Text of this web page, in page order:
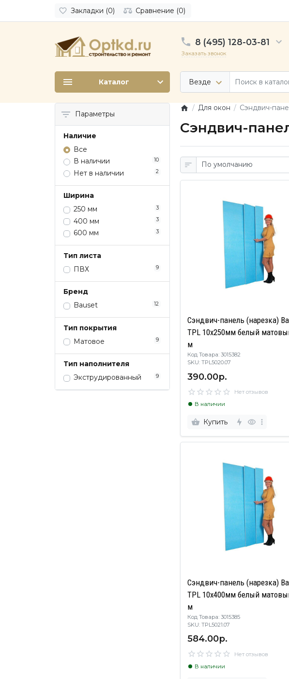
Закладки (0) Сравнение (0)
8 (495) 128-03-81
Заказать звонок
Везде
Каталог
Параметры
Наличие
Все
В наличии
10
Нет в наличии 2
Ширина
250 мм
3
400 мм 3
600 мм 3
Тип листа
ПВХ
9
Бренд
Bauset
12
Тип покрытия
Матовое
9
Тип наполнителя
Экструдированный
9
Для окон Сэндвич-
Сэндвич-
Сэндвич-панель (нарезка)
TPL 10х250мм белый
м
Код Товара: 3015382
SKU: TPL5020.07
390.00р.
Нет отзывов
В наличии
Купить
Сэндвич-панель (нарезка)
TPL 10х400мм белый
м
Код Товара: 3015385
SKU: TPL5021.07
584.00р.
Нет отзывов
В наличии